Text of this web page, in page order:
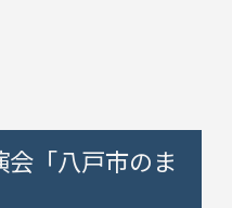
「八戸市のま